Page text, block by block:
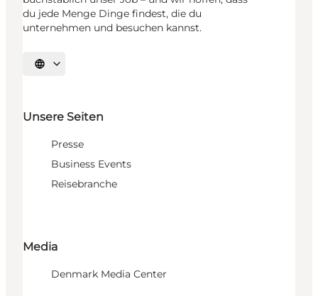
du jede Menge Dinge findest, die du
unternehmen und besuchen kannst.
Sprache auswählen
Unsere Seiten
Presse
Business Events
Reisebranche
Media
Denmark Media Center